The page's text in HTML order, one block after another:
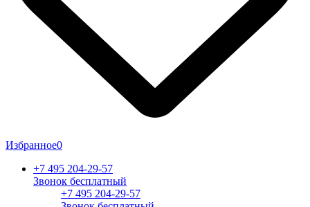
Избранное0
+7 495 204-29-57
Звонок бесплатный
+7 495 204-29-57